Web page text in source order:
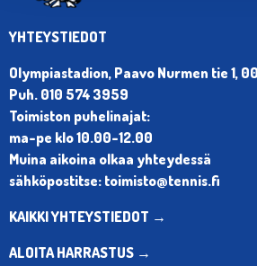
YHTEYSTIEDOT
Olympiastadion, Paavo Nurmen tie 1,
Puh. 010 574 3959
Toimiston puhelinajat:
ma-pe klo 10.00-12.00
Muina aikoina olkaa yhteydessä
sähköpostitse: toimisto@tennis.fi
KAIKKI YHTEYSTIEDOT →
ALOITA HARRASTUS →